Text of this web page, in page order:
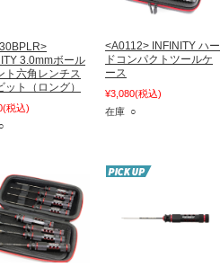
3.0mmボール
ト六角レンチス
ット（ロング）
(税込)
<A0112> INFINITY ハー
ドコンパクトツールケ
ース
¥3,080(税込)
在庫 ○